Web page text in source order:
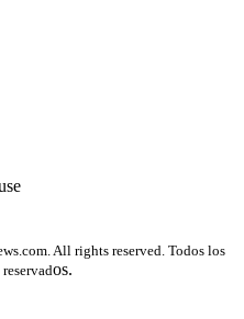
All rights reserved. Todos los
os.